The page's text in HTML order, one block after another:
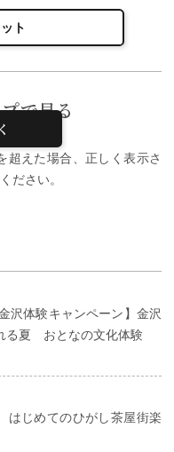
ト
で見る
えた場合、正しく表示さ
ださい。
沢体験キャンペーン】金沢
る夏 おとなの文化体験
じめてのひがし茶屋街楽